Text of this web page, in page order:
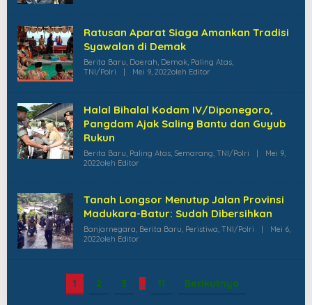
Ratusan Aparat Siaga Amankan Tradisi
Syawalan di Demak
Berita Baru, Daerah, Demak, Paling Atas,
TNI/Polri
Mei 9, 2022Oleh Editor
Halal Bihalal Kodam IV/Diponegoro,
Pangdam Ajak Saling Bantu dan Guyub
Rukun
Berita Baru, Paling Atas, Semarang, TNI/Polri
Mei 9,
2022Oleh Editor
Tanah Longsor Menutup Jalan Provinsi
Madukara-Batur: Sudah Dibersihkan
Banjarnegara, Berita Baru, Peristiwa, TNI/Polri
Mei 6,
2022Oleh Editor
1 2 3 … 11 Berikutnya